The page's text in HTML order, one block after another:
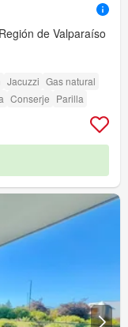
de Valparaíso
Jacuzzi Gas natural
Conserje Parilla